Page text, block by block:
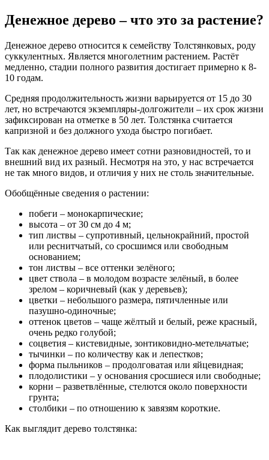
Денежное дерево – что это за растение?
Денежное дерево относится к семейству Толстянковых, роду
суккулентных. Является многолетним растением. Растёт
медленно, стадии полного развития достигает примерно к 8-
10 годам.
Средняя продолжительность жизни варьируется от 15 до 30
лет, но встречаются экземпляры-долгожители – их срок жизни
зафиксирован на отметке в 50 лет. Толстянка считается
капризной и без должного ухода быстро погибает.
Так как денежное дерево имеет сотни разновидностей, то и
внешний вид их разный. Несмотря на это, у нас встречается
не так много видов, и отличия у них не столь значительные.
Обобщённые сведения о растении:
побеги – монокарпические;
высота – от 30 см до 4 м;
тип листвы – супротивный, цельнокрайний, простой
или реснитчатый, со сросшимся или свободным
основанием;
тон листвы – все оттенки зелёного;
цвет ствола – в молодом возрасте зелёный, в более
зрелом – коричневый (как у деревьев);
цветки – небольшого размера, пятичленные или
пазушно-одиночные;
оттенок цветов – чаще жёлтый и белый, реже красный,
очень редко голубой;
соцветия – кистевидные, зонтиковидно-метельчатые;
тычинки – по количеству как и лепестков;
форма пыльников – продолговатая или яйцевидная;
плодолистики – у основания сросшиеся или свободные;
корни – разветвлённые, стелются около поверхности
грунта;
столбики – по отношению к завязям короткие.
Как выглядит дерево толстянка: